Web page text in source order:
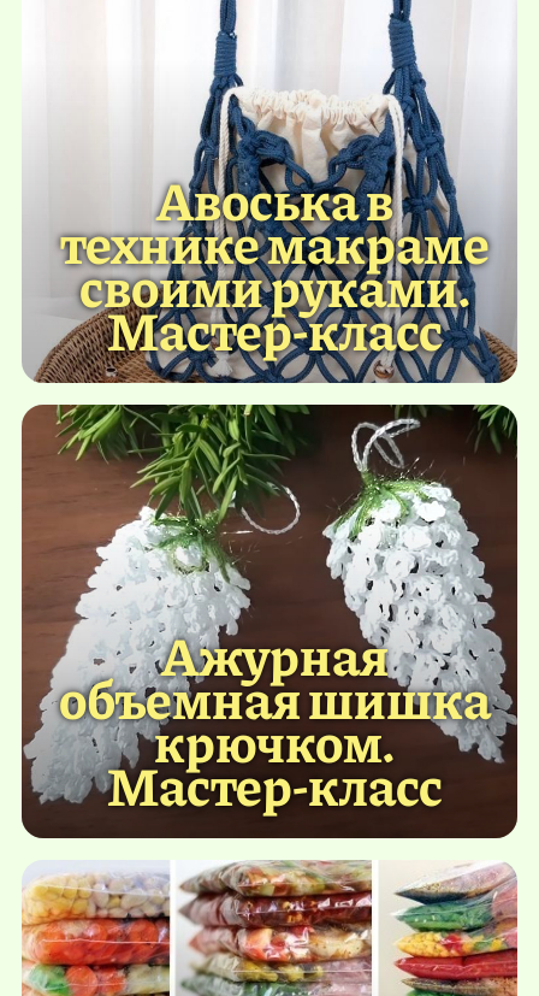
Авоська в
технике макраме
своими руками.
Мастер-класс
Ажурная
объемная шишка
крючком.
Мастер-класс